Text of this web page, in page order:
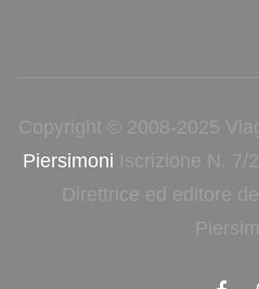
Copyright © 2008-2025
Piersimoni Iscrizione N. 7/
Direttrice ed editore